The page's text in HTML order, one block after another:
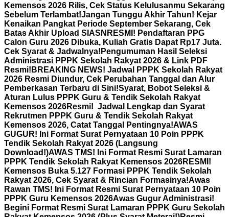
Kemensos 2026 Rilis, Cek Status Kelulusanmu Sekarang
Sebelum Terlambat!Jangan Tunggu Akhir Tahun! Kejar
Kenaikan Pangkat Periode September Sekarang, Cek
Batas Akhir Upload SIASN RESMI! Pendaftaran PPG
Calon Guru 2026 Dibuka, Kuliah Gratis Dapat Rp17 Juta.
Cek Syarat & Jadwalnya! Pengumuman Hasil Seleksi
Administrasi PPPK Sekolah Rakyat 2026 & Link PDF
Resmi! BREAKING NEWS! Jadwal PPPK Sekolah Rakyat
2026 Resmi Diundur, Cek Perubahan Tanggal dan Alur
Pemberkasan Terbaru di Sini!Syarat, Bobot Seleksi &
Aturan Lulus PPPK Guru & Tendik Sekolah Rakyat
Kemensos 2026Resmi! Jadwal Lengkap dan Syarat
Rekrutmen PPPK Guru & Tendik Sekolah Rakyat
Kemensos 2026, Catat Tanggal Pentingnya!AWAS
GUGUR! Ini Format Surat Pernyataan 10 Poin PPPK
Tendik Sekolah Rakyat 2026 (Langsung
Download!)AWAS TMS! Ini Format Resmi Surat Lamaran
PPPK Tendik Sekolah Rakyat Kemensos 2026RESMI!
Kemensos Buka 5.127 Formasi PPPK Tendik Sekolah
Rakyat 2026, Cek Syarat & Rincian Formasinya!Awas
Rawan TMS! Ini Format Resmi Surat Pernyataan 10 Poin
PPPK Guru Kemensos 2026Awas Gugur Administrasi!
Begini Format Resmi Surat Lamaran PPPK Guru Sekolah